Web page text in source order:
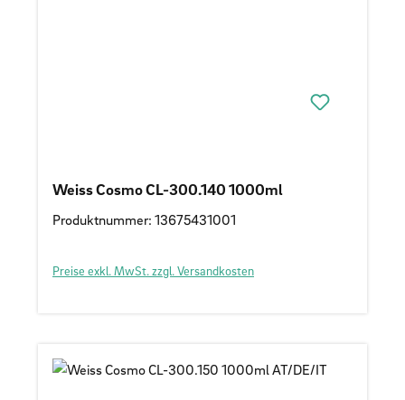
Weiss Cosmo CL-300.140 1000ml
Produktnummer: 13675431001
Preise exkl. MwSt. zzgl. Versandkosten